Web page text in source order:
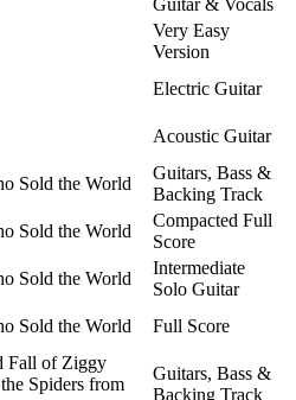
Very Easy
Version
Electric Guitar
Acoustic Guitar
Sold the World
Guitars, Bass &
Backing Track
Sold the World
Compacted Full
Score
Sold the World
Intermediate
Solo Guitar
Sold the World Full Score
Fall of Ziggy
Spiders from
Guitars, Bass &
Backing Track